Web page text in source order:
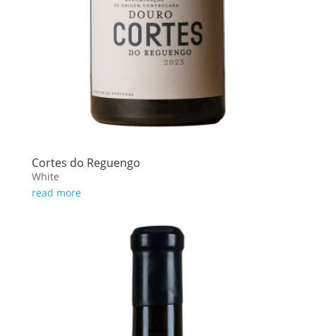
Cortes do Reguengo
White
read more